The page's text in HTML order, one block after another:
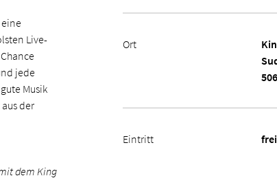
eine
Live-
jede
Musik
der
dem King
Ort
Eintritt frei